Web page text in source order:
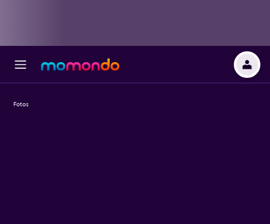
Fotos